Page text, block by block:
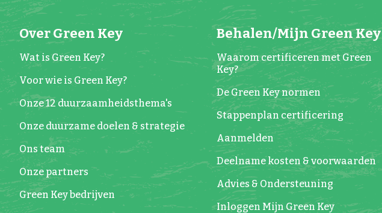
Over Green Key
Wat is Green Key?
Voor wie is Green Key?
Onze 12 duurzaamheidsthema's
Onze duurzame doelen & strategie
Ons team
Onze partners
Green Key bedrijven
Behalen/Mijn Green Key
Waarom certificeren met Green
Key?
De Green Key normen
Stappenplan certificering
Aanmelden
Deelname kosten & voorwaarden
Advies & Ondersteuning
Inloggen Mijn Green Key